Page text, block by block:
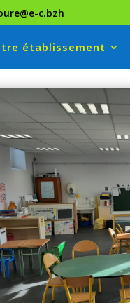
c.bzh
établissement